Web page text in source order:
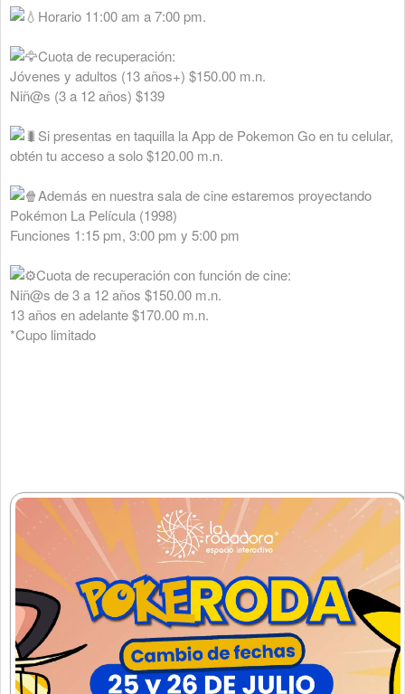
Horario 11:00 am a 7:00 pm.
Cuota de recuperación:
Jóvenes y adultos (13 años+) $150.00 m.n.
Niñ@s (3 a 12 años) $139
Si presentas en taquilla la App de Pokemon Go en tu celular,
obtén tu acceso a solo $120.00 m.n.
Además en nuestra sala de cine estaremos proyectando
Pokémon La Película (1998)
Funciones 1:15 pm, 3:00 pm y 5:00 pm
Cuota de recuperación con función de cine:
Niñ@s de 3 a 12 años $150.00 m.n.
13 años en adelante $170.00 m.n.
*Cupo limitado